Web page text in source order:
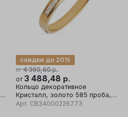
от 4 360,60р.
скидки до 20%
от 3 488,48 р.
Кольцо декоративное
Кристалл, золото 585 проба,
вставка бриллиант
Арт. CB34000226773